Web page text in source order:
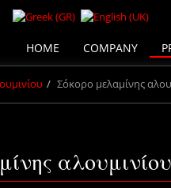
HOME COMPANY
Σόκορο μελαμίνης
αλουμινίου